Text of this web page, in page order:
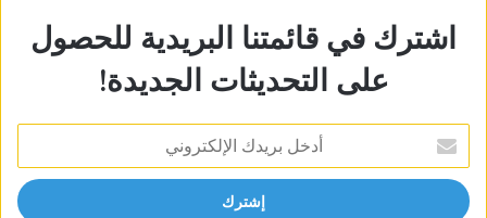
اشترك في قائمتنا البريدية للحصول
على التحديثات الجديدة!
بريدك
الإلكتروني